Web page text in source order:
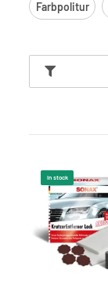
Farbpolitur
In stock